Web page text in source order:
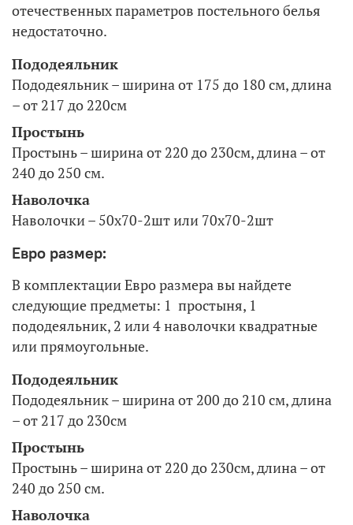
отечественных параметров постельного белья
недостаточно.
Пододеяльник
Пододеяльник – ширина от 175 до 180 см, длина
– от 217 до 220см
Простынь
Простынь – ширина от 220 до 230см, длина – от
240 до 250 см.
Наволочка
Наволочки – 50х70-2шт или 70х70-2шт
Евро размер:
В комплектации Евро размера вы найдете
следующие предметы: 1 простыня, 1
пододеяльник, 2 или 4 наволочки квадратные
или прямоугольные.
Пододеяльник
Пододеяльник – ширина от 200 до 210 см, длина
– от 217 до 230см
Простынь
Простынь – ширина от 220 до 230см, длина – от
240 до 250 см.
Наволочка